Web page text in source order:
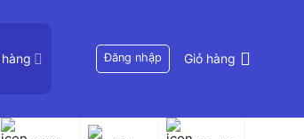
Đăng nhập Giỏ hàng